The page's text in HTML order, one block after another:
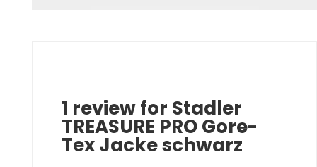
1 review for Stadler
TREASURE PRO Gore-
Tex Jacke schwarz